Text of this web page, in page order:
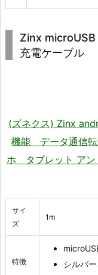
Zinx microUSB
充電ケーブル
(ズネクス) Zinx
機能 データ通信
ホ タブレット アン
サイ
ズ
1m
特徴
シルバ